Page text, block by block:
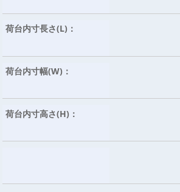
荷台内寸長さ(L)：
荷台内寸幅(W)：
荷台内寸高さ(H)：